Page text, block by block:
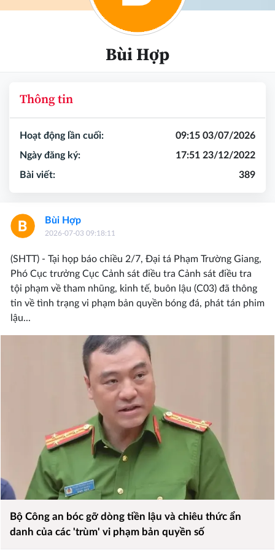
Bùi Hợp
Bùi Hợp
2026-07-03 09:18:11
(SHTT) - Tại họp báo chiều 2/7, Đại tá Phạm Trường Giang,
Phó Cục trưởng Cục Cảnh sát điều tra Cảnh sát điều tra
tội phạm về tham nhũng, kinh tế, buôn lậu (C03) đã thông
tin về tình trạng vi phạm bản quyền bóng đá, phát tán phim
lậu...
Bộ Công an bóc gỡ dòng tiền lậu và chiêu thức ẩn
danh của các 'trùm' vi phạm bản quyền số
Thông tin
Hoạt động lần cuối:
09:15 03/07/2026
Ngày đăng ký:
17:51 23/12/2022
Bài viết:
389